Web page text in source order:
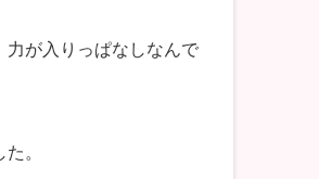
力が入りっぱなしなんで
。